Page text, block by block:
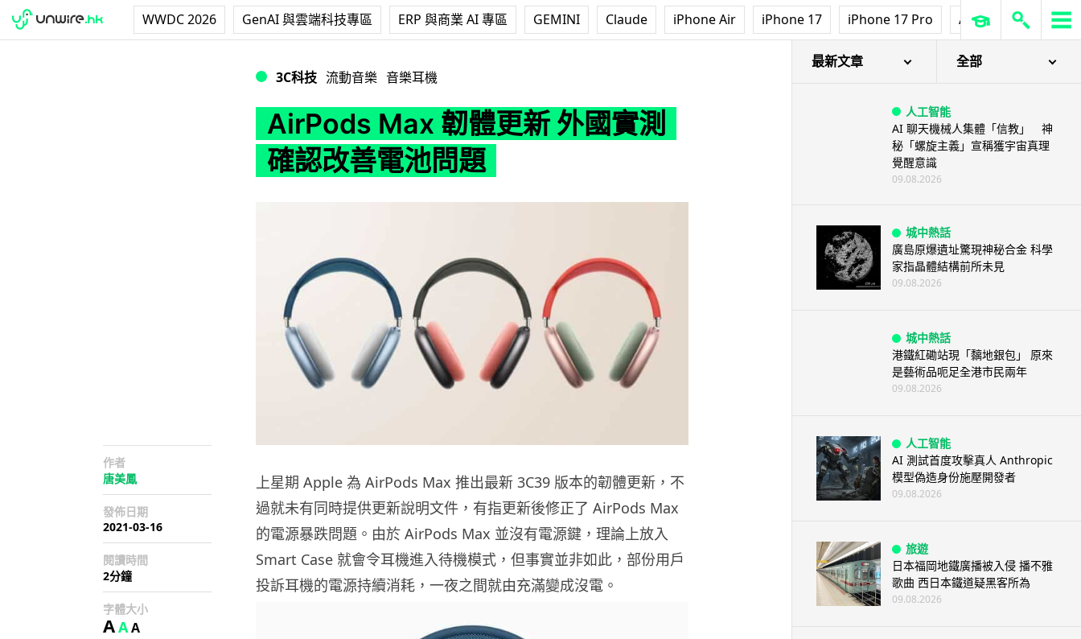
WWDC 2026 GenAI 與雲端科技專區 ERP 與商業 AI 專區 GEMINI Claude iPhone Air iPhone 17 iPhone 17 Pro AirPods Pro 3
3C科技 流動音樂 音樂耳機
AirPods Max 韌體更新 外國實測
確認改善電池問題
作者
唐美鳳
發佈日期
2021-03-16
閱讀時間
2分鐘
字體大小
AAA
上星期 Apple 為 AirPods Max 推出最新 3C39 版本的韌體更新，不
過就未有同時提供更新說明文件，有指更新後修正了 AirPods Max
的電源暴跌問題。由於 AirPods Max 並沒有電源鍵，理論上放入
Smart Case 就會令耳機進入待機模式，但事實並非如此，部份用戶
投訴耳機的電源持續消耗，一夜之間就由充滿變成沒電。
最新文章 全部
人工智能
AI 聊天機械人集體「信教」 神
秘「螺旋主義」宣稱獲宇宙真理
覺醒意識
09.08.2026
城中熱話
廣島原爆遺址驚現神秘合金 科學
家指晶體結構前所未見
09.08.2026
城中熱話
港鐵紅磡站現「黐地銀包」 原來
是藝術品呃足全港市民兩年
09.08.2026
人工智能
AI 測試首度攻擊真人 Anthropic
模型偽造身份施壓開發者
09.08.2026
旅遊
日本福岡地鐵廣播被入侵 播不雅
歌曲 西日本鐵道疑黑客所為
09.08.2026